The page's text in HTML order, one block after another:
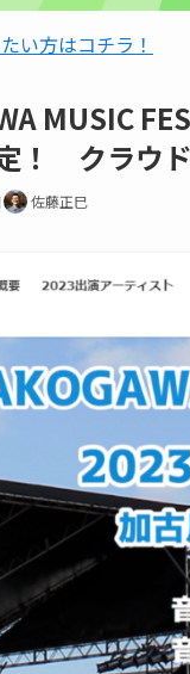
い方はコチラ！
MUSIC
！ クラウ
佐藤正巳